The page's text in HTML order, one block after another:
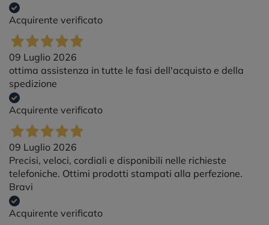
Acquirente verificato
09 Luglio 2026
ottima assistenza in tutte le fasi dell'acquisto e della
spedizione
Acquirente verificato
09 Luglio 2026
Precisi, veloci, cordiali e disponibili nelle richieste
telefoniche. Ottimi prodotti stampati alla perfezione.
Bravi
Acquirente verificato